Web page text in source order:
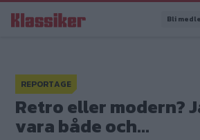
till
Bli
REPORTAGE
Retro eller modern?
vara både och...